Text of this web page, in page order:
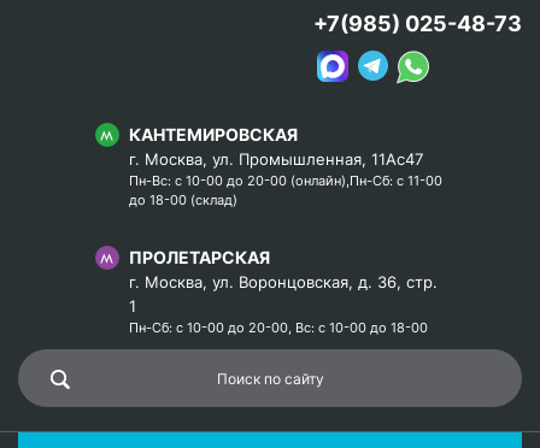
КАНТЕМИРОВСКАЯ
г. Москва, ул. Промышленная, 11Ас47
Пн-Вс: с 10-00 до 20-00 (онлайн),Пн-Сб: с 11-00
до 18-00 (склад)
ПРОЛЕТАРСКАЯ
г. Москва, ул. Воронцовская, д. 36, стр.
1
Пн-Сб: с 10-00 до 20-00, Вс: с 10-00 до 18-00
+7(985) 025-48-73